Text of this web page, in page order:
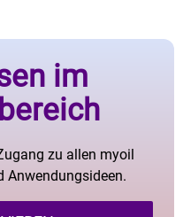
im
zu allen myoil
Anwendungsideen.